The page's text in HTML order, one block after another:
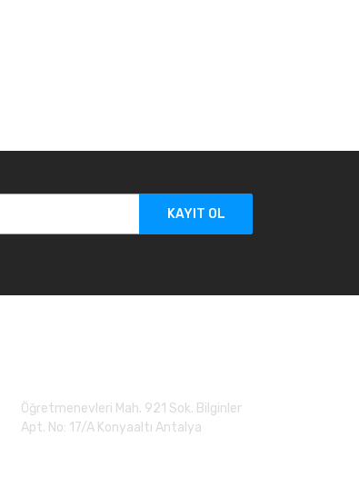
KAYIT OL
Öğretmenevleri Mah. 921 Sok. Bilginler
Apt. No: 17/A Konyaaltı Antalya